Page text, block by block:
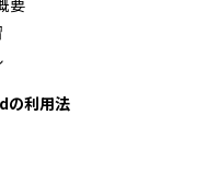
利用法